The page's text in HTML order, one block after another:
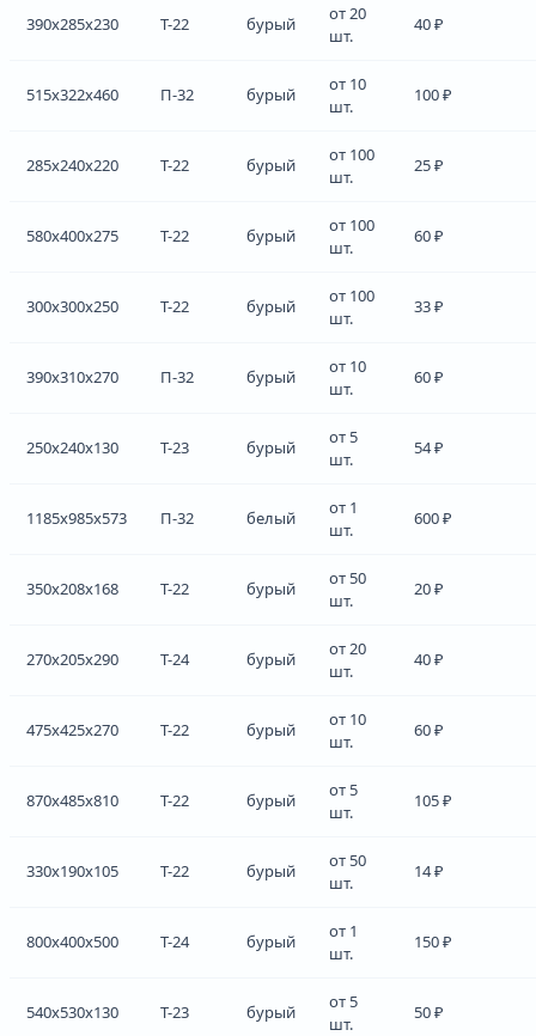
390x285x230 Т-22 бурый
от 20
шт.
40 ₽
515x322x460 П-32 бурый
от 10
шт.
100 ₽
285x240x220 Т-22 бурый
от 100
шт.
25 ₽
580x400x275 Т-22 бурый
от 100
шт.
60 ₽
300x300x250 Т-22 бурый
от 100
шт.
33 ₽
390x310x270 П-32 бурый
от 10
шт.
60 ₽
250x240x130 Т-23 бурый
от 5
шт.
54 ₽
1185x985x573 П-32 белый
от 1
шт.
600 ₽
350x208x168 Т-22 бурый
от 50
шт.
20 ₽
270x205x290 Т-24 бурый
от 20
шт.
40 ₽
475x425x270 Т-22 бурый
от 10
шт.
60 ₽
870x485x810 Т-22 бурый
от 5
шт.
105 ₽
330x190x105 Т-22 бурый
от 50
шт.
14 ₽
800x400x500 Т-24 бурый
от 1
шт.
150 ₽
540x530x130 Т-23 бурый
от 5
шт.
50 ₽